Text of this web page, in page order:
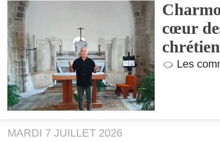
cœur
Les
MARDI 7 JUILLET 2026